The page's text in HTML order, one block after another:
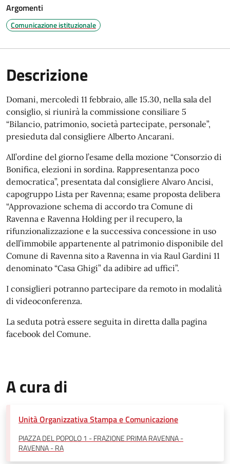
Argomenti
Comunicazione istituzionale
Descrizione
Domani, mercoledì 11 febbraio, alle 15.30, nella sala del
consiglio, si riunirà la commissione consiliare 5
“Bilancio, patrimonio, società partecipate, personale”,
presieduta dal consigliere Alberto Ancarani.
All’ordine del giorno l’esame della mozione “Consorzio di
Bonifica, elezioni in sordina. Rappresentanza poco
democratica”, presentata dal consigliere Alvaro Ancisi,
capogruppo Lista per Ravenna; esame proposta delibera
“Approvazione schema di accordo tra Comune di
Ravenna e Ravenna Holding per il recupero, la
rifunzionalizzazione e la successiva concessione in uso
dell’immobile appartenente al patrimonio disponibile del
Comune di Ravenna sito a Ravenna in via Raul Gardini 11
denominato “Casa Ghigi” da adibire ad uffici”.
I consiglieri potranno partecipare da remoto in modalità
di videoconferenza.
La seduta potrà essere seguita in diretta dalla pagina
facebook del Comune.
A cura di
Unità Organizzativa Stampa e Comunicazione
PIAZZA DEL POPOLO 1 - FRAZIONE PRIMA RAVENNA -
RAVENNA - RA